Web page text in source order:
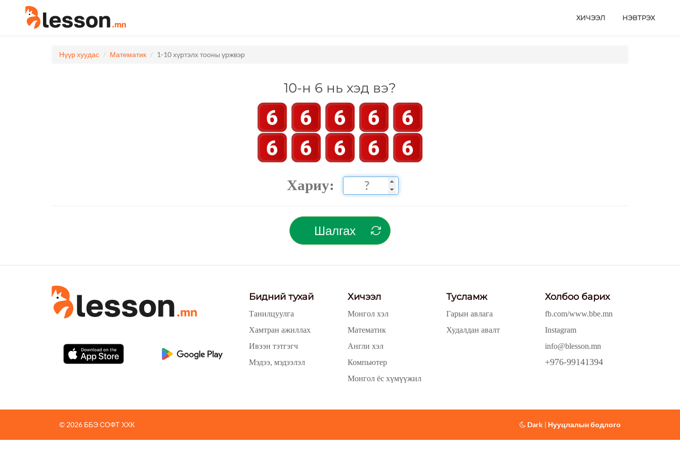
ХИЧЭЭЛ НЭВТРЭХ
Нүүр хуудас Математик 1-10 хүртэлх тооны үржвэр
10-н 6 нь хэд вэ?
Хариу:
Шалгах
Бидний тухай
Танилцуулга
Хамтран ажиллах
Ивээн тэтгэгч
Мэдээ, мэдээлэл
Хичээл
Монгол хэл
Математик
Англи хэл
Компьютер
Монгол ёс хүмүүжил
Тусламж
Гарын авлага
Худалдан авалт
Холбоо барих
fb.com/www.bbe.mn
Instagram
info@blesson.mn
+976-99141394
© 2026 ББЭ СОФТ ХХК Dark | Нууцлалын бодлого